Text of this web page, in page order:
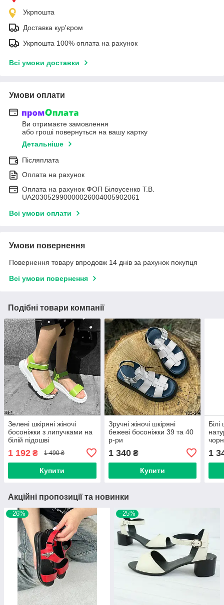
Укрпошта
Доставка кур'єром
Укрпошта 100% оплата на рахунок
Всі умови доставки
Умови оплати
Ви отримаєте замовлення
або гроші повернуться на вашу картку
Детальніше
Післяплата
Оплата на рахунок
Оплата на рахунок ФОП Білоусенко Т.В.
UA203052990000026004005902061
Всі умови оплати
Умови повернення
Повернення товару впродовж 14 днів за рахунок покупця
Всі умови повернення
Подібні товари компанії
Зелені шкіряні жіночі
босоніжки з липучками на
білій підошві
1 192 ₴ 1 490 ₴
Купити
Зручні жіночі шкіряні
бежеві босоніжки 39 та 40
р-ри
1 340₴
Купити
Білі
1
Акційні пропозиції та новинки
–26% –25%